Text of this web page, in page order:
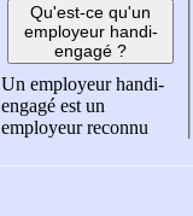
Qu'est-ce qu'un
employeur handi-
engagé ?
Un employeur handi-
engagé est un
employeur reconnu